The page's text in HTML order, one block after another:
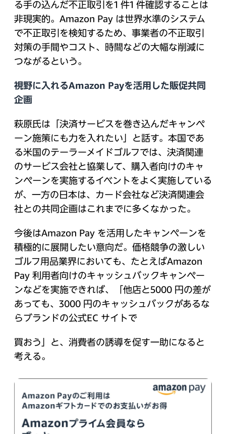
る手の込んだ不正取引を1 件1 件確認することは
非現実的。Amazon Pay は世界水準のシステム
で不正取引を検知するため、事業者の不正取引
対策の手間やコスト、時間などの大幅な削減に
つながるという。
視野に入れるAmazon Payを活用した販促共同
企画
萩原氏は「決済サービスを巻き込んだキャンペ
ーン施策にも力を入れたい」と話す。本国であ
る米国のテーラーメイドゴルフでは、決済関連
のサービス会社と協業して、購入者向けのキャ
ンペーンを実施するイベントをよく実施している
が、一方の日本は、カード会社など決済関連会
社との共同企画はこれまでに多くなかった。
今後はAmazon Pay を活用したキャンペーンを
積極的に展開したい意向だ。価格競争の激しい
ゴルフ用品業界においても、たとえばAmazon
Pay 利用者向けのキャッシュバックキャンペー
ンなどを実施できれば、「他店と5000 円の差が
あっても、3000 円のキャッシュバックがあるな
らブランドの公式EC サイトで
買おう」と、消費者の誘導を促す一助になると
考える。